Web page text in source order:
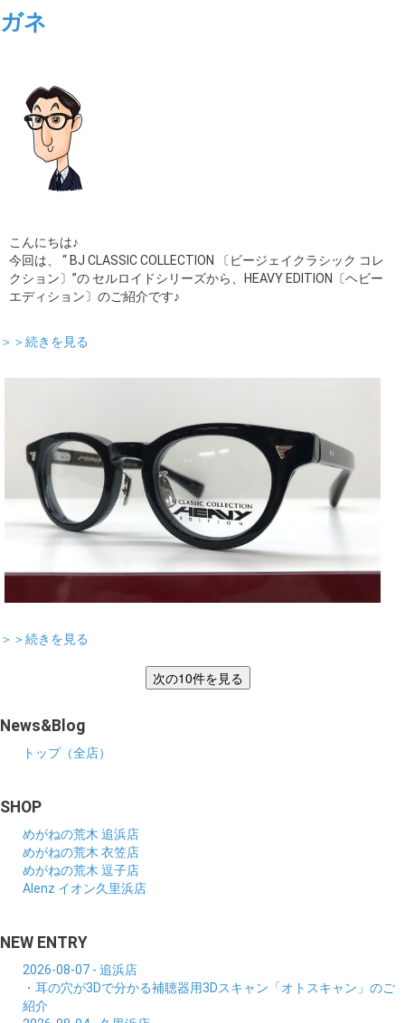
ガネ
こんにちは♪
今回は、 “ BJ CLASSIC COLLECTION 〔ビージェイクラシック コレ
クション〕”の セルロイドシリーズから、HEAVY EDITION〔ヘビー
エディション〕のご紹介です♪
＞＞続きを見る
＞＞続きを見る
News&Blog
トップ（全店）
SHOP
めがねの荒木 追浜店
めがねの荒木 衣笠店
めがねの荒木 逗子店
Alenz イオン久里浜店
NEW ENTRY
2026-08-07 - 追浜店
・耳の穴が3Dで分かる補聴器用3Dスキャン「オトスキャン」のご
紹介